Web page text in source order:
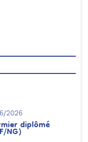
2026
diplômé
NG)